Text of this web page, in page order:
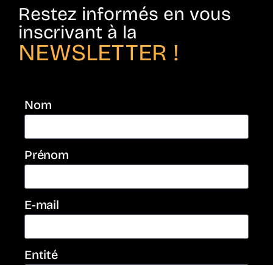
Restez informés en vous
inscrivant à la
NEWSLETTER !
Nom
Prénom
E-mail
Entité